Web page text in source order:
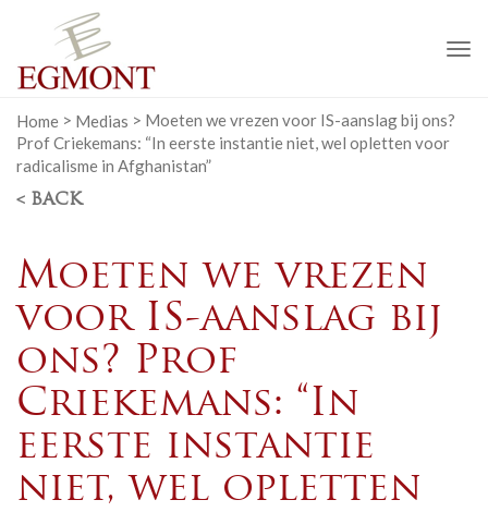
Home > Medias > Moeten we vrezen voor IS-aanslag bij ons?
Prof Criekemans: “In eerste instantie niet, wel opletten voor
radicalisme in Afghanistan”
< BACK
Moeten we vrezen
voor IS-aanslag bij
ons? Prof
Criekemans: “In
eerste instantie
niet, wel opletten